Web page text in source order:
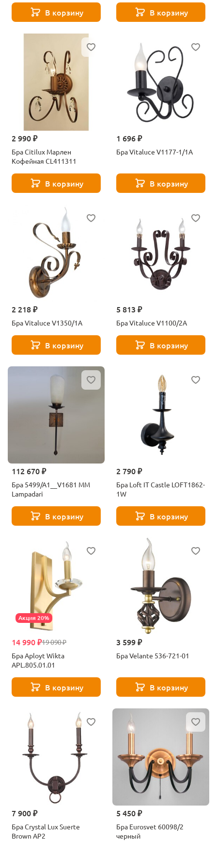
В корзину В корзину
2 990 ₽
Бра Citilux Марлен
Кофейная CL411311
В корзину
1 696 ₽
Бра Vitaluce V1177-1/1A
В корзину
2 218 ₽
Бра Vitaluce V1350/1A
В корзину
5 813 ₽
Бра Vitaluce V1100/2A
В корзину
112 670 ₽
Бра 5499/A1__V1681 MM
Lampadari
В корзину
2 790 ₽
Бра Loft IT Castle LOFT1862-
1W
В корзину
Акция 20%
19 090 ₽
14 990 ₽
Бра Aployt Wikta
APL.805.01.01
В корзину
3 599 ₽
Бра Velante 536-721-01
В корзину
7 900 ₽
Бра Crystal Lux Suerte
Brown AP2
5 450 ₽
Бра Eurosvet 60098/2
черный